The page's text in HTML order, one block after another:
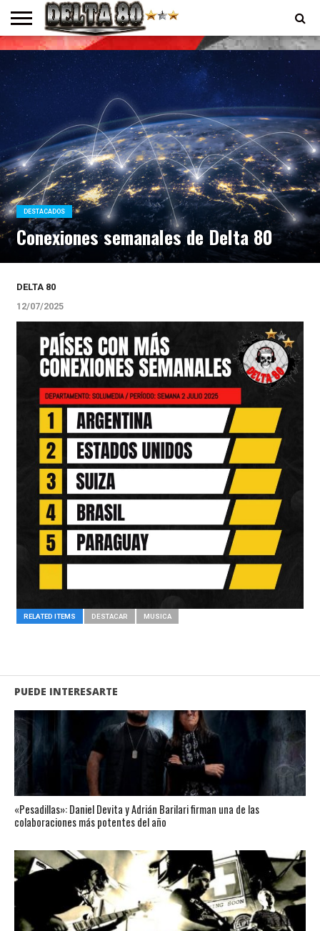
ENTREVISTAS
PREMIOS
PRODUCCIONES
PROGRAMACION
CONTACTO
HOMEPAGE
DESTACADOS
Conexiones semanales de Delta 80
DELTA 80
12/07/2025
RELATED ITEMS DESTACAR MUSICA
PUEDE INTERESARTE
«Pesadillas»: Daniel Devita y Adrián Barilari firman una de las
colaboraciones más potentes del año